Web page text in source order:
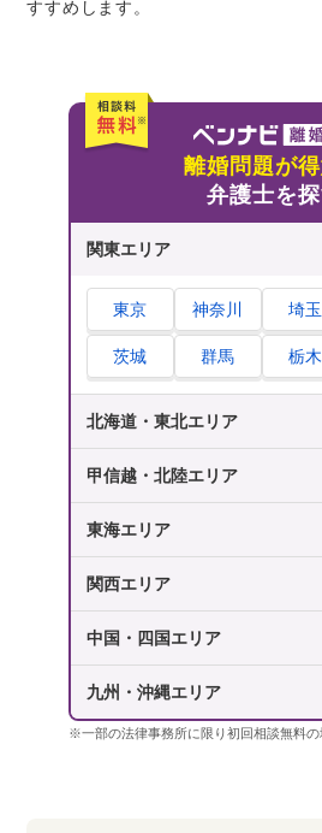
すすめします。
離婚問題が
弁護士を
関東エリア
東京 神奈川 埼玉
茨城 群馬 栃木
北海道・東北エリア
甲信越・北陸エリア
東海エリア
関西エリア
中国・四国エリア
九州・沖縄エリア
※一部の法律事務所に限り初回相談無料の